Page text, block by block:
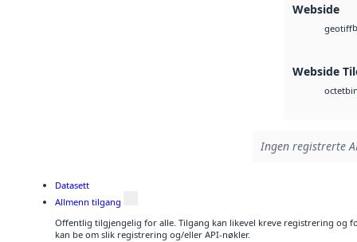
Webside
geotiff
Webside
octet
Ingen registrerte
Datasett
Allmenn tilgang
Offentlig tilgjengelig for alle. Tilgang kan likevel kreve registrering og
kan be om slik registrering og/eller API-nøkler.